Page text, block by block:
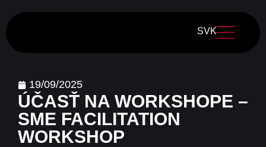
SVK
19/09/2025
ÚČASŤ NA WORKSHOPE –
SME FACILITATION
WORKSHOP